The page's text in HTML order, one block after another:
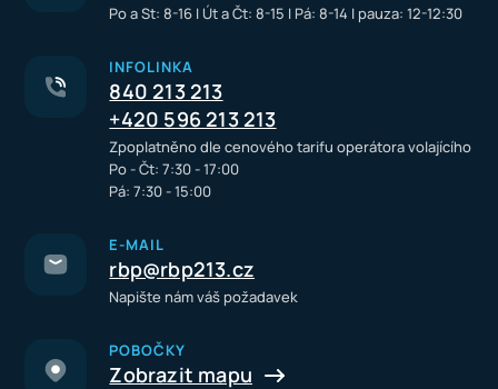
Po a St: 8-16 I Út a Čt: 8-15 I Pá: 8-14 I pauza: 12-12:30
INFOLINKA
840 213 213
+420 596 213 213
Zpoplatněno dle cenového tarifu operátora volajícího
Po - Čt: 7:30 - 17:00
Pá: 7:30 - 15:00
E-MAIL
rbp@rbp213.cz
Napište nám váš požadavek
POBOČKY
Zobrazit mapu